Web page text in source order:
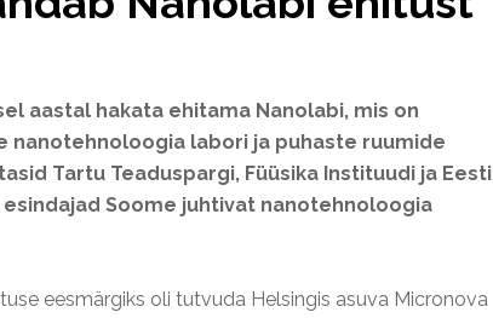
aastal hakata ehitama Nanolabi, mis on
nanotehnoloogia labori ja puhaste ruumide
Tartu Teaduspargi, Füüsika Instituudi ja Eesti
Soome juhtivat nanotehnoloogia
eesmärgiks oli tutvuda Helsingis asuva Micronova